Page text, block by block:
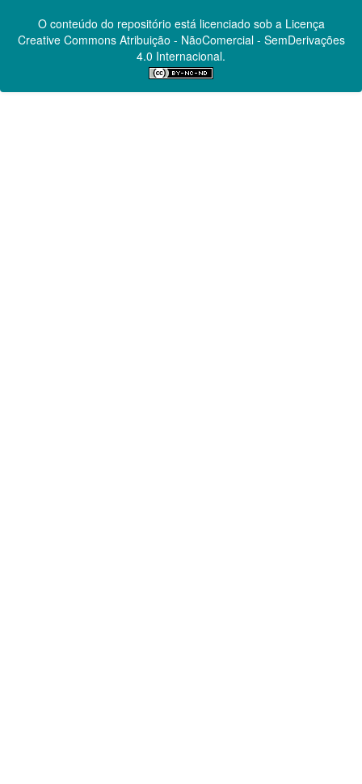
O conteúdo do repositório está licenciado sob a Licença
Creative CommonsAtribuição - NãoComercial - SemDerivações
4.0 Internacional.